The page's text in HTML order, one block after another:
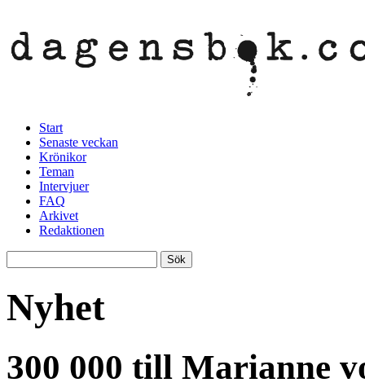
Start
Senaste veckan
Krönikor
Teman
Intervjuer
FAQ
Arkivet
Redaktionen
Nyhet
300 000 till Marianne